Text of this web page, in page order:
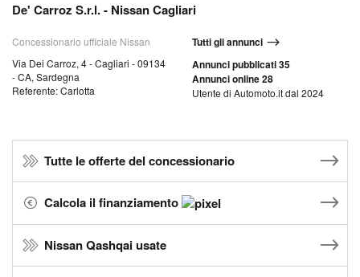
De' Carroz S.r.l. - Nissan Cagliari
Concessionario ufficiale Nissan
Via Dei Carroz, 4 - Cagliari - 09134
- CA, Sardegna
Referente: Carlotta
Tutti gli annunci
Annunci pubblicati 35
Annunci online 28
Utente di Automoto.it dal 2024
Tutte le offerte del concessionario
Calcola il finanziamento
Nissan Qashqai usate